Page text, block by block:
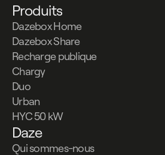
Produits
Dazebox Home
Dazebox Share
Recharge publique
Chargy
Duo
Urban
HYC 50 kW
Daze
Qui sommes-nous